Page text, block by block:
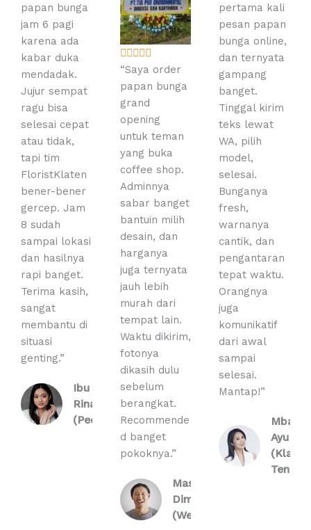
t
e
d
5
o
u
t
o
f
5
papan bunga
jam 6 pagi
karena ada
kabar duka
mendadak.
Jujur sempat
ragu bisa
selesai cepat
atau tidak,
tapi tim
FloristKlaten
bener-bener
gercep. Jam
8 sudah
sampai lokasi
dan hasilnya
rapi banget.
Terima kasih,
sangat
membantu di
situasi
genting.”
Ibu
Rina
(Pedan)
R
a
t
d
5
o
u
t
o
f
5
“Saya order
papan bunga
grand
opening
untuk teman
yang buka
coffee shop.
Adminnya
sabar banget
bantuin milih
desain, dan
harganya
juga ternyata
jauh lebih
murah dari
tempat lain.
Waktu dikirim,
fotonya
dikasih dulu
sebelum
berangkat.
Recommende
d banget
pokoknya.”
Mas
Dimas
(Wedi)
t
e
d
5
o
u
t
o
f
pertama kali
pesan papan
bunga online,
dan ternyata
gampang
banget.
Tinggal kirim
teks lewat
WA, pilih
model,
selesai.
Bunganya
fresh,
warnanya
cantik, dan
pengantaran
tepat waktu.
Orangnya
juga
komunikatif
dari awal
sampai
selesai.
Mantap!”
Mbak
Ayu
(Klaten